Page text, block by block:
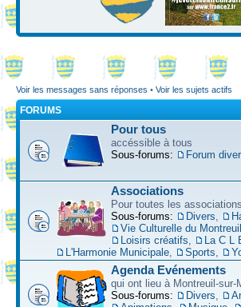
Voir les messages sans réponses • Voir les sujets actifs
FORUMS
Pour tous
accéssible à tous
Sous-forums:
Forum
Associations
Pour toutes les
Sous-forums:
Divers,
Vie Culturelle du
Loisirs créatifs, La C L
L'Harmonie Municipale, Sports,
Agenda Evénements
qui ont lieu à Montreuil-sur-
Sous-forums:
Divers,